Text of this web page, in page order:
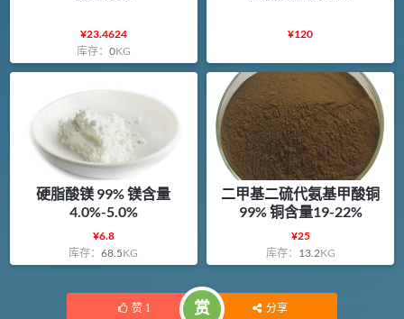
¥23.4624
库存： 0KG
¥120
硬脂酸镁 99% 镁含量
4.0%-5.0%
¥6.8
库存：68.5KG
二甲基二硫代氨基甲酸铜
99% 铜含量19-22%
¥25
库存： 13.2KG
赞 1 赏 分享